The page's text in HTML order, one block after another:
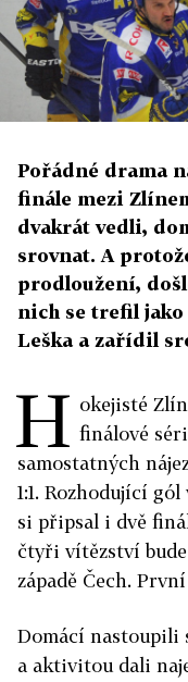
Pořádné drama
finále mezi
dvakrát vedli,
srovnat. A
prodloužení,
nich se trefil
Leška a zařídil
H okejisté
finálové
samostatných
1:1. Rozhodující
si připsal i dvě
čtyři vítězství
západě Čech.
Domácí nastoupili
a aktivitou dali